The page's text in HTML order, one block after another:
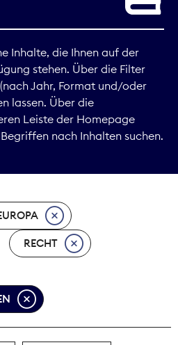
Digitales
Award
Inhalte, die Ihnen auf der
stehen. Über die Filter
Jahr, Format und/oder
lassen. Über die
Leiste der Homepage
nach Inhalten suchen.
RECHT